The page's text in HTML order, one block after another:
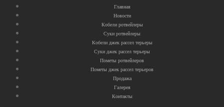
Главная
Новости
Кобели ротвейлеры
Суки ротвейлеры
Кобели джек рассел терьеры
Суки джек рассел терьеры
Пометы ротвейлеров
Пометы джек рассел терьеров
Продажа
Галерея
Контакты